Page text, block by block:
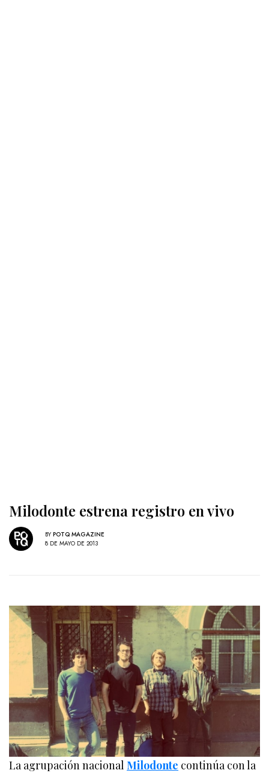
Milodonte estrena registro en vivo
BY POTQ MAGAZINE
8 DE MAYO DE 2013
La agrupación nacionalMilodonte continúa con la